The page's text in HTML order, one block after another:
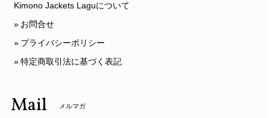
Kimono Jackets Laguについて
お問合せ
プライバシーポリシー
特定商取引法に基づく表記
Mail メルマガ